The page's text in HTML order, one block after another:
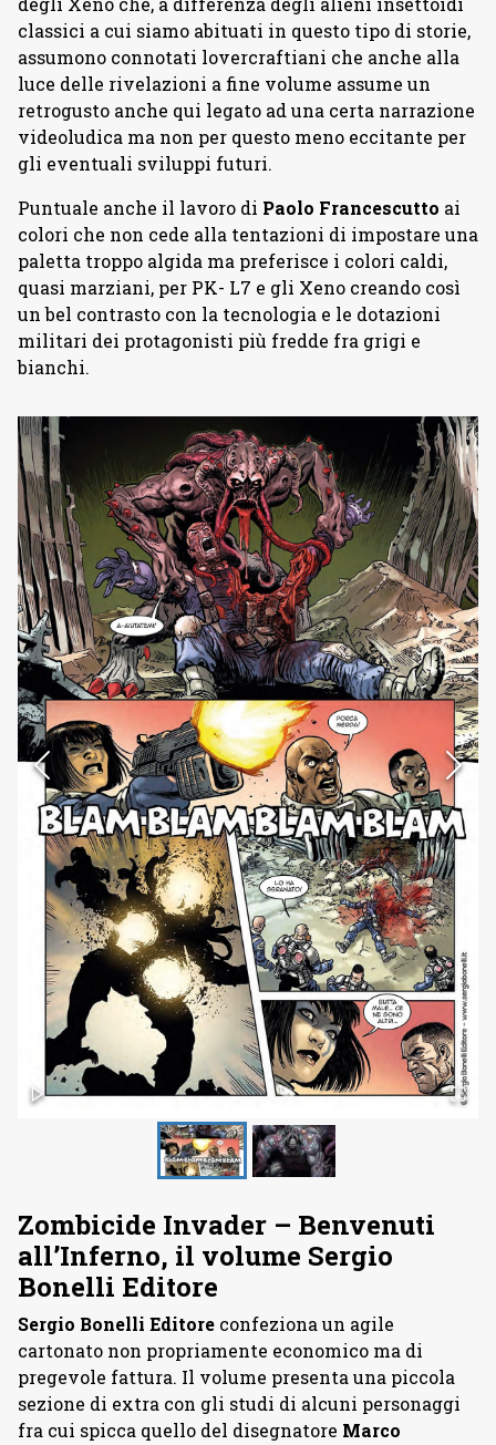
classici a cui siamo abituati in questo tipo di storie,
assumono connotati lovercraftiani che anche alla
luce delle rivelazioni a fine volume assume un
retrogusto anche qui legato ad una certa narrazione
videoludica ma non per questo meno eccitante per
gli eventuali sviluppi futuri.
Puntuale anche il lavoro di Paolo Francescutto ai
colori che non cede alla tentazioni di impostare una
paletta troppo algida ma preferisce i colori caldi,
quasi marziani, per PK- L7 e gli Xeno creando così
un bel contrasto con la tecnologia e le dotazioni
militari dei protagonisti più fredde fra grigi e
bianchi.
Zombicide Invader – Benvenuti
all’Inferno, il volume Sergio
Bonelli Editore
Sergio Bonelli Editore confeziona un agile
cartonato non propriamente economico ma di
pregevole fattura. Il volume presenta una piccola
sezione di extra con gli studi di alcuni personaggi
fra cui spicca quello del disegnatore Marco